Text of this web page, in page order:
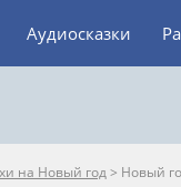
Аудиосказки
на Новый год> Новый